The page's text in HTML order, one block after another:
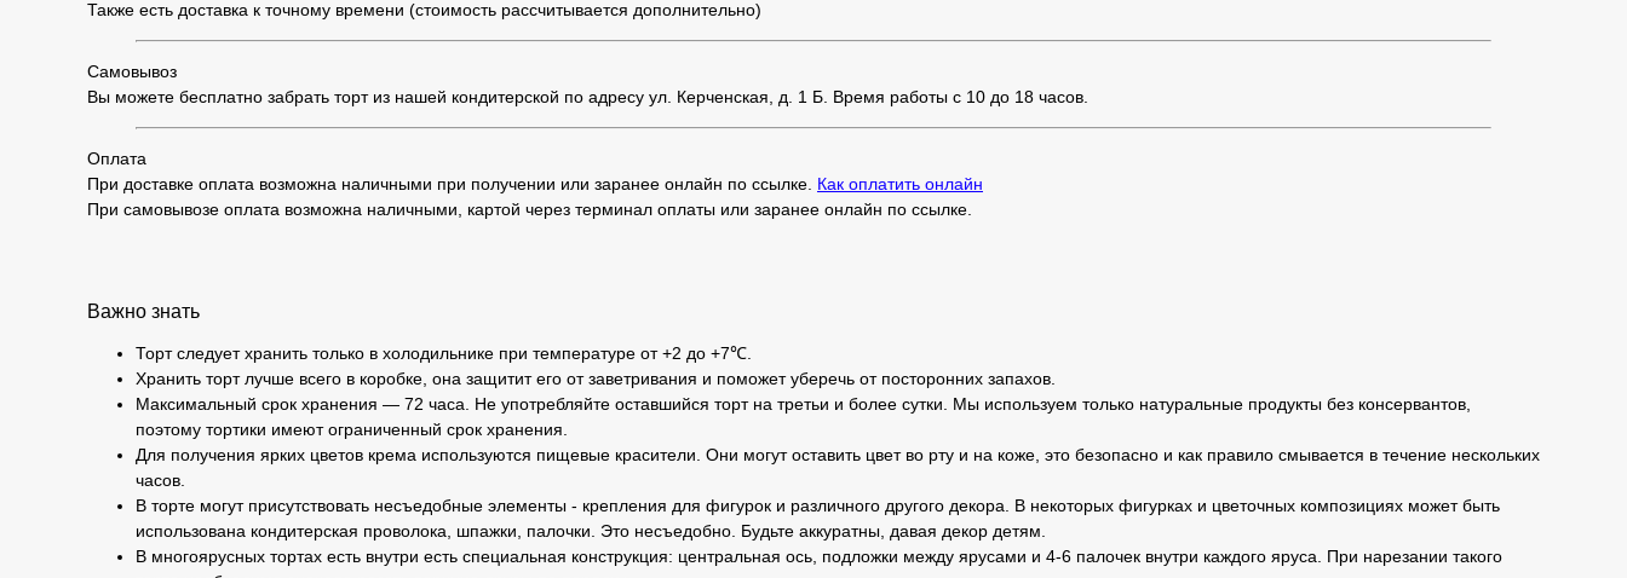
Также есть доставка к точному времени (стоимость рассчитывается дополнительно)
Самовывоз
Вы можете бесплатно забрать торт из нашей кондитерской по адресу ул. Керченская, д. 1 Б. Время работы с 10 до 18 часов.
Оплата
При доставке оплата возможна наличными при получении или заранее онлайн по ссылке. Как оплатить онлайн
При самовывозе оплата возможна наличными, картой через терминал оплаты или заранее онлайн по ссылке.
Важно знать
Торт следует хранить только в холодильнике при температуре от +2 до +7℃.
Хранить торт лучше всего в коробке, она защитит его от заветривания и поможет уберечь от посторонних запахов.
Максимальный срок хранения — 72 часа. Не употребляйте оставшийся торт на третьи и более сутки. Мы используем только натуральные продукты без консервантов,
поэтому тортики имеют ограниченный срок хранения.
Для получения ярких цветов крема используются пищевые красители. Они могут оставить цвет во рту и на коже, это безопасно и как правило смывается в течение нескольких
часов.
В торте могут присутствовать несъедобные элементы - крепления для фигурок и различного другого декора. В некоторых фигурках и цветочных композициях может быть
использована кондитерская проволока, шпажки, палочки. Это несъедобно. Будьте аккуратны, давая декор детям.
В многоярусных тортах есть внутри есть специальная конструкция: центральная ось, подложки между ярусами и 4-6 палочек внутри каждого яруса. При нарезании такого